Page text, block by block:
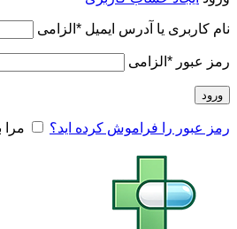
نام کاربری یا آدرس ایمیل * الزامی
رمز عبور * الزامی
ورود
رمز عبور را فراموش کرده اید؟ مرا